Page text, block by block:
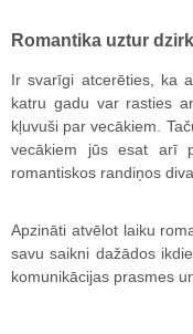
Romantika uztur
Ir svarīgi atcerēties, ka
katru gadu var rasties
kļuvuši par vecākiem.
vecākiem jūs esat arī
romantiskos randiņos
Apzināti atvēlot laiku
savu saikni dažādos
komunikācijas prasmes